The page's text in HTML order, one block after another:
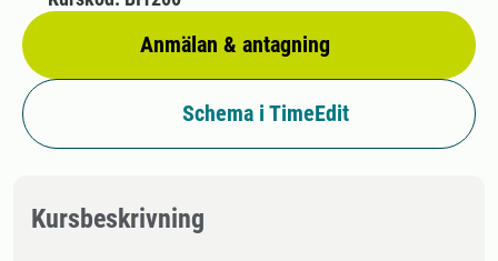
Anmälan & antagning
Schema i TimeEdit
Kursbeskrivning